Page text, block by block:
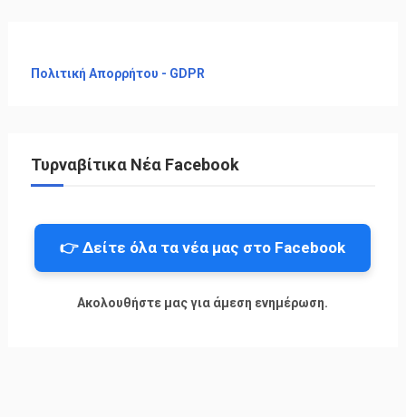
Πολιτική Απορρήτου - GDPR
Τυρναβίτικα Νέα Facebook
👉 Δείτε όλα τα νέα μας στο Facebook
Ακολουθήστε μας για άμεση ενημέρωση.